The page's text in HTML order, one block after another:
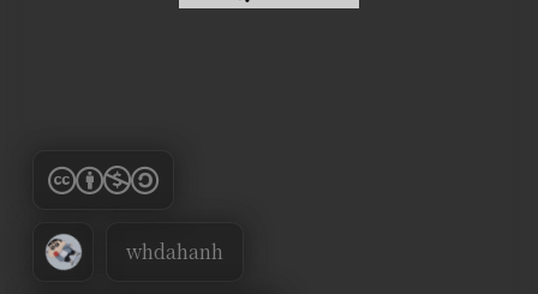
whdahanh